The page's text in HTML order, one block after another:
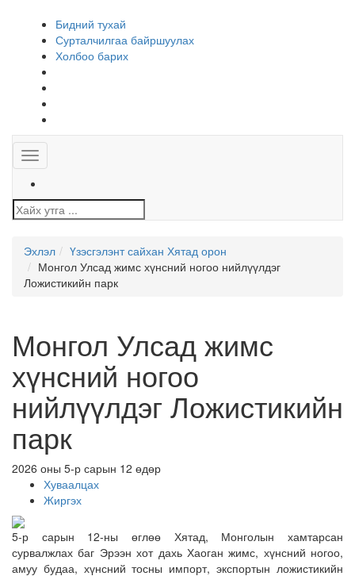
Бидний тухай
Сурталчилгаа байршуулах
Холбоо барих
Toggle
navigation
Эхлэл
Үзэсгэлэнт сайхан Хятад орон
Монгол Улсад жимс хүнсний ногоо нийлүүлдэг
Ложистикийн парк
Монгол Улсад жимс
хүнсний ногоо
нийлүүлдэг Ложистикийн
парк
2026 оны 5-р сарын 12 өдөр
Хуваалцах
Жиргэх
5-р сарын 12-ны өглөө Хятад, Монголын хамтарсан
сурвалжлах баг Эрээн хот дахь Хаоган жимс, хүнсний ногоо,
амуу будаа, хүнсний тосны импорт, экспортын ложистикийн